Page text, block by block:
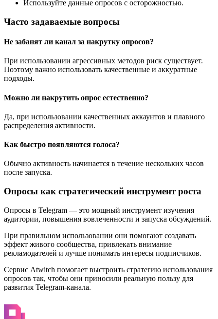
Используйте данные опросов с осторожностью.
Часто задаваемые вопросы
Не забанят ли канал за накрутку опросов?
При использовании агрессивных методов риск существует.
Поэтому важно использовать качественные и аккуратные
подходы.
Можно ли накрутить опрос естественно?
Да, при использовании качественных аккаунтов и плавного
распределения активности.
Как быстро появляются голоса?
Обычно активность начинается в течение нескольких часов
после запуска.
Опросы как стратегический инструмент роста
Опросы в Telegram — это мощный инструмент изучения
аудитории, повышения вовлеченности и запуска обсуждений.
При правильном использовании они помогают создавать
эффект живого сообщества, привлекать внимание
рекламодателей и лучше понимать интересы подписчиков.
Сервис Atwitch помогает выстроить стратегию использования
опросов так, чтобы они приносили реальную пользу для
развития Telegram-канала.